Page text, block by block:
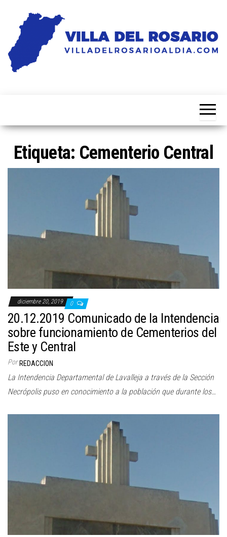
contenido
Al Dia
Etiqueta: Cementerio Central
diciembre 20, 2019 0
20.12.2019 Comunicado de la Intendencia
sobre funcionamiento de Cementerios del
Este y Central
Por REDACCION
La Intendencia Departamental de Lavalleja a través de la Sección
Necrópolis puso en conocimiento a la población que durante los…